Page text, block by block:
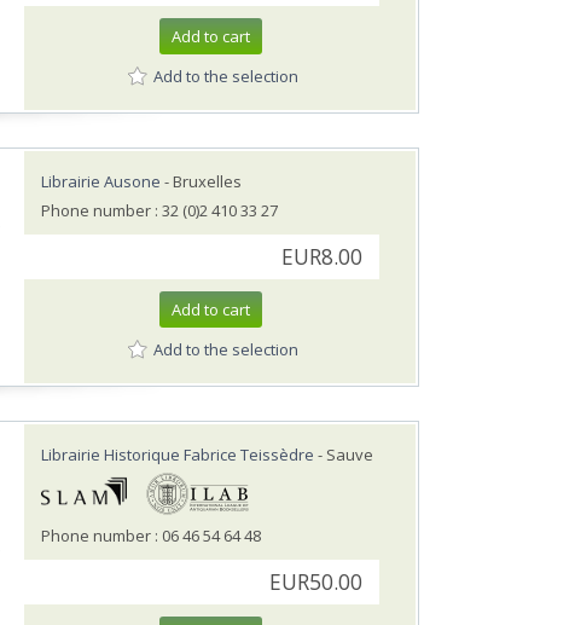
Add to cart
Add to the selection
Librairie Ausone - Bruxelles
Phone number : 32 (0)2 410 33 27
EUR8.00
Add to cart
Add to the selection
Librairie Historique Fabrice Teissèdre - Sauve
Phone number : 06 46 54 64 48
EUR50.00